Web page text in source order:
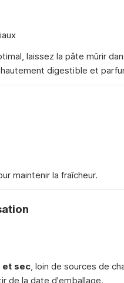
laissez la pâte mûrir
digestible et
maintenir la fraîcheur.
et sec , loin de sources de
de la date d'emballage.